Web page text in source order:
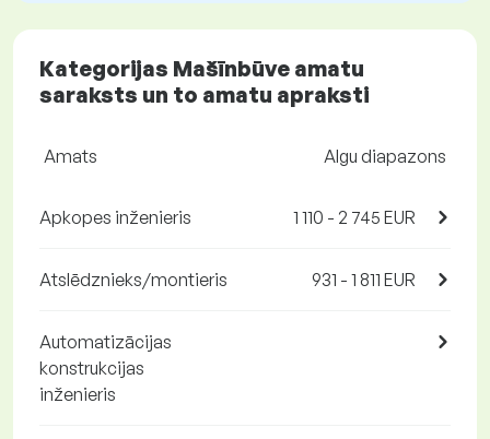
Kategorijas Mašīnbūve amatu
saraksts un to amatu apraksti
Amats Algu diapazons
Apkopes inženieris 1 110 - 2 745 EUR
Atslēdznieks/montieris 931 - 1 811 EUR
Automatizācijas
konstrukcijas
inženieris